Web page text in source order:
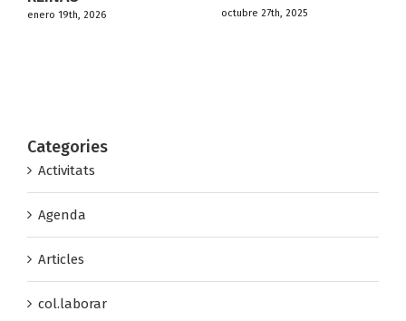
octubre 27th, 2025
GRATIS
Categories
Agenda